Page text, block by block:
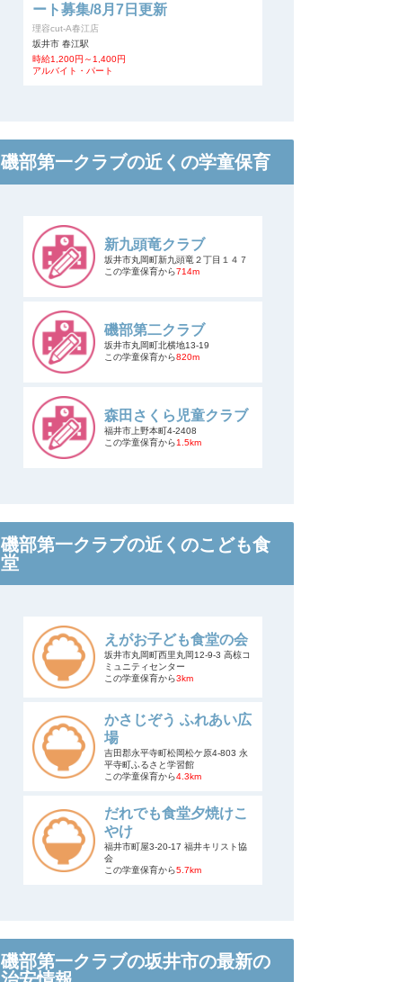
ート募集/8月7日更新
理容cut-A春江店
坂井市 春江駅
時給1,200円～1,400円
アルバイト・パート
磯部第一クラブの近くの学童保育
新九頭竜クラブ
坂井市丸岡町新九頭竜２丁目１４７
この学童保育から714m
磯部第二クラブ
坂井市丸岡町北横地13-19
この学童保育から820m
森田さくら児童クラブ
福井市上野本町4-2408
この学童保育から1.5km
磯部第一クラブの近くのこども食
堂
えがお子ども食堂の会
坂井市丸岡町西里丸岡12-9-3 高椋コ
ミュニティセンター
この学童保育から3km
かさじぞう ふれあい広
場
吉田郡永平寺町松岡松ケ原4-803 永
平寺町ふるさと学習館
この学童保育から4.3km
だれでも食堂夕焼けこ
やけ
福井市町屋3-20-17 福井キリスト協
会
この学童保育から5.7km
磯部第一クラブの坂井市の最新の